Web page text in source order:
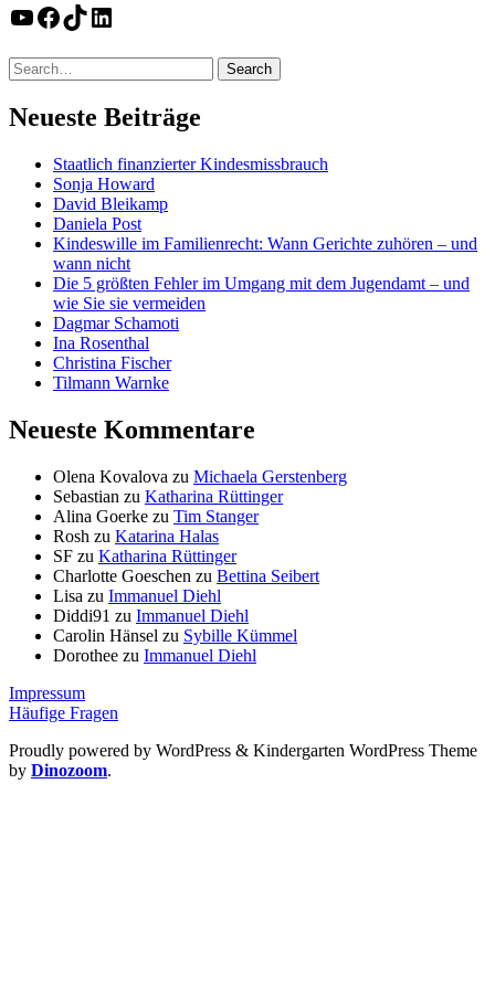
YouTube
Facebook
TikTokLinkedIn
Neueste Beiträge
Staatlich finanzierter Kindesmissbrauch
Sonja Howard
David Bleikamp
Daniela Post
Kindeswille im Familienrecht: Wann Gerichte zuhören – und
wann nicht
Die 5 größten Fehler im Umgang mit dem Jugendamt – und
wie Sie sie vermeiden
Dagmar Schamoti
Ina Rosenthal
Christina Fischer
Tilmann Warnke
Neueste Kommentare
Olena Kovalova zu Michaela Gerstenberg
Sebastian zu Katharina Rüttinger
Alina Goerke zu Tim Stanger
Rosh zu Katarina Halas
SF zu Katharina Rüttinger
Charlotte Goeschen zu Bettina Seibert
Lisa zu Immanuel Diehl
Diddi91 zu Immanuel Diehl
Carolin Hänsel zu Sybille Kümmel
Dorothee zu Immanuel Diehl
Impressum
Häufige Fragen
Proudly powered by WordPress & Kindergarten WordPress Theme
by Dinozoom.